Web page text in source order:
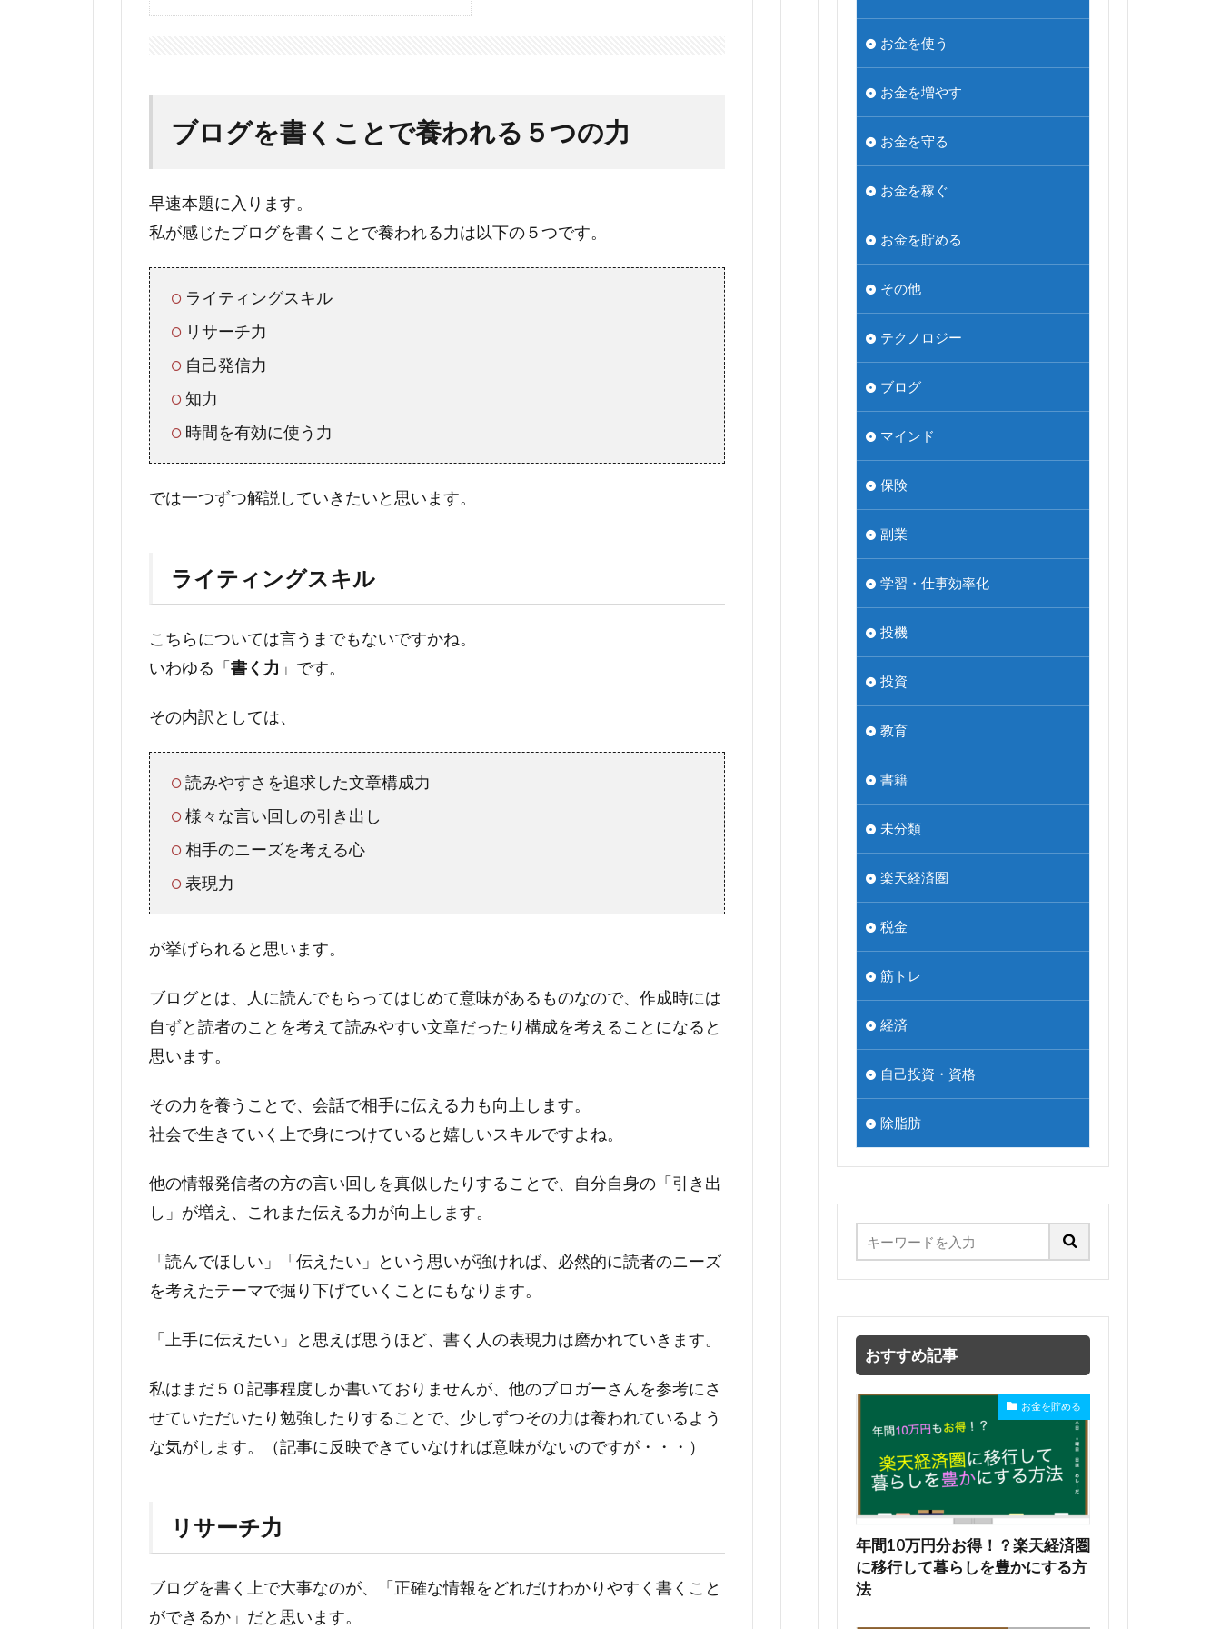
ブログを書くことで養われる５つの力
早速本題に入ります。
私が感じたブログを書くことで養われる力は以下の５つです。
ライティングスキル
リサーチ力
自己発信力
知力
時間を有効に使う力
では一つずつ解説していきたいと思います。
ライティングスキル
こちらについては言うまでもないですかね。
いわゆる「書く力 」です。
その内訳としては、
読みやすさを追求した文章構成力
様々な言い回しの引き出し
相手のニーズを考える心
表現力
が挙げられると思います。
ブログとは、人に読んでもらってはじめて意味があるものなので、作成時には
自ずと読者のことを考えて読みやすい文章だったり構成を考えることになると
思います。
その力を養うことで、会話で相手に伝える力も向上します。
社会で生きていく上で身につけていると嬉しいスキルですよね。
他の情報発信者の方の言い回しを真似したりすることで、自分自身の「引き出
し」が増え、これまた伝える力が向上します。
「読んでほしい」「伝えたい」という思いが強ければ、必然的に読者のニーズ
を考えたテーマで掘り下げていくことにもなります。
「上手に伝えたい」と思えば思うほど、書く人の表現力は磨かれていきます。
私はまだ５０記事程度しか書いておりませんが、他のブロガーさんを参考にさ
せていただいたり勉強したりすることで、少しずつその力は養われているよう
な気がします。（記事に反映できていなければ意味がないのですが・・・）
リサーチ力
ブログを書く上で大事なのが、「正確な情報をどれだけわかりやすく書くこと
ができるか」だと思います。
お金を使う
お金を増やす
お金を守る
お金を稼ぐ
お金を貯める
その他
テクノロジー
ブログ
マインド
保険
副業
学習・仕事効率化
投機
投資
教育
書籍
未分類
楽天経済圏
税金
筋トレ
経済
自己投資・資格
除脂肪
おすすめ記事
お金を貯める
年間10万円分お得！？楽天経済圏
に移行して暮らしを豊かにする方
法